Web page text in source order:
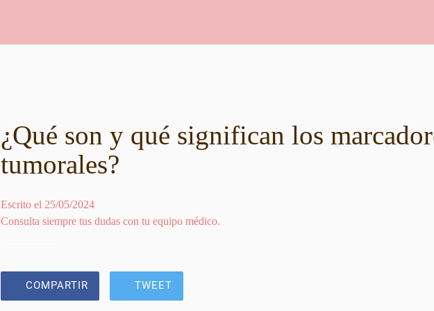
¿Qué son y qué significan los
tumorales?
Escrito el 25/05/2024
Consulta siempre tus dudas con tu equipo médico.
COMPARTIR TWEET